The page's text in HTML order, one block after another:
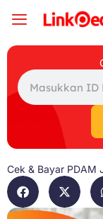
Search
Cek & Bayar PDAM